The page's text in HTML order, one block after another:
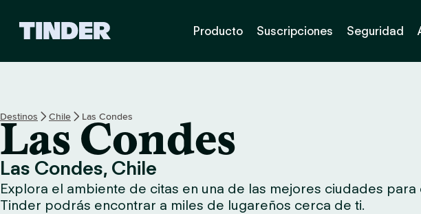
d
T
i
n
d
e
Producto Suscripciones Seguridad
Destinos Chile Las Condes
Las Condes
Las Condes, Chile
Explora el ambiente de citas en una de las mejores ciudades
Tinder podrás encontrar a miles de lugareños cerca de ti.